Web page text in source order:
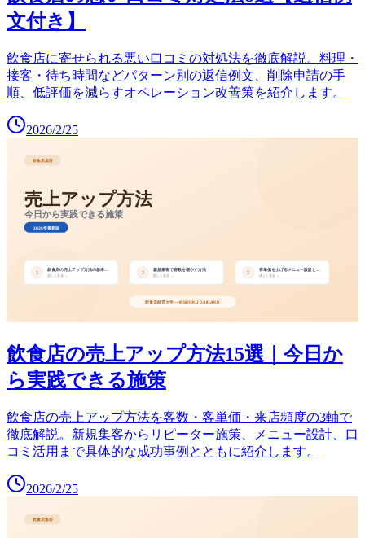
文付き】
飲食店に寄せられる悪い口コミの対処法を徹底解説。料理・
接客・待ち時間などパターン別の返信例文、削除申請の手
順、低評価を減らすオペレーション改善策を紹介します。
2026/2/25
飲食店の売上アップ方法15選｜今日か
ら実践できる施策
飲食店の売上アップ方法を客数・客単価・来店頻度の3軸で
徹底解説。新規集客からリピーター施策、メニュー設計、口
コミ活用まで具体的な成功事例とともに紹介します。
2026/2/25